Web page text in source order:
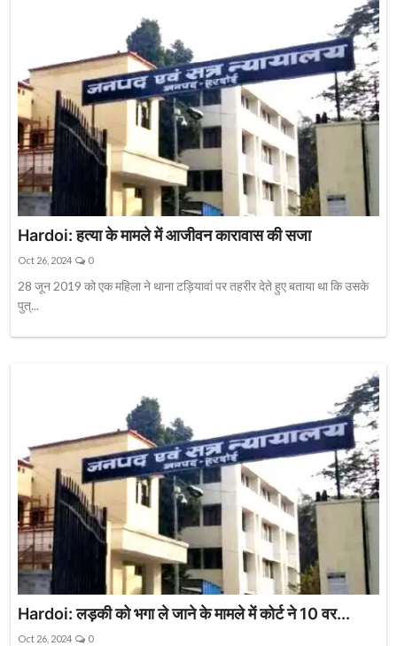
Hardoi: हत्या के मामले में आजीवन कारावास की सजा
Oct 26, 2024 0
28 जून 2019 को एक महिला ने थाना टड़ियावां पर तहरीर देते हुए बताया था कि उसके
पुत्...
Hardoi: लड़की को भगा ले जाने के मामले में कोर्ट ने 10 वर...
Oct 26, 2024 0